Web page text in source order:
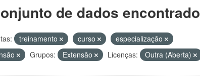
de dados encontrado
treinamento curso
especialização
Grupos: Extensão Licenças: Outra (Aberta)